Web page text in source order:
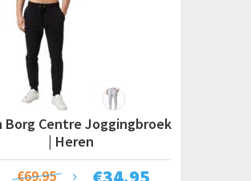
Borg Centre Joggingbroek
| Heren
€69.95